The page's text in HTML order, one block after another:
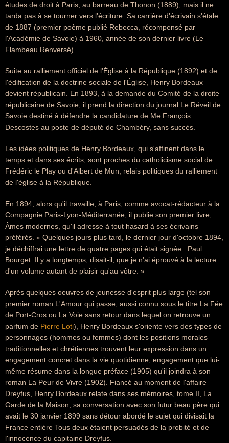
études de droit à Paris, au barreau de Thonon (1889), mais il ne
tarda pas à se tourner vers l'écriture. Sa carrière d'écrivain s'étale
de 1887 (premier poème publié Rebecca, récompensé par
l'Académie de Savoie) à 1960, année de son dernier livre (Le
Flambeau Renversé).
Suite au ralliement officiel de l'Église à la République (1892) et de
l'édification de la doctrine sociale de l'Église, Henry Bordeaux
devient républicain. En 1893, à la demande du Comité de la droite
républicaine de Savoie, il prend la direction du journal Le Réveil de
Savoie destiné à défendre la candidature de Me François
Descostes au poste de député de Chambéry, sans succès.
Les idées politiques de Henry Bordeaux, qui s'affinent dans le
temps et dans ses écrits, sont proches du catholicisme social de
Frédéric le Play ou d'Albert de Mun, relais politiques du ralliement
de l'église à la République.
En 1894, alors qu'il travaille, à Paris, comme avocat-rédacteur à la
Compagnie Paris-Lyon-Méditerranée, il publie son premier livre,
Âmes modernes, qu'il adresse à tout hasard à ses écrivains
préférés. « Quelques jours plus tard, le dernier jour d'octobre 1894,
je déchiffrai une lettre de quatre pages qui était signée : Paul
Bourget. Il y a longtemps, disait-il, que je n'ai éprouvé à la lecture
d'un volume autant de plaisir qu'au vôtre. »
Après quelques oeuvres de jeunesse d'esprit plus large (tel son
premier roman L'Amour qui passe, aussi connu sous le titre La Fée
de Port-Cros ou La Voie sans retour dans lequel on retrouve un
parfum de Pierre Loti), Henry Bordeaux s'oriente vers des types de
personnages (hommes ou femmes) dont les positions morales
traditionnelles et chrétiennes trouvent leur expression dans un
engagement concret dans la vie quotidienne; engagement que lui-
même résume dans la longue préface (1905) qu'il joindra à son
roman La Peur de Vivre (1902). Fiancé au moment de l'affaire
Dreyfus, Henry Bordeaux relate dans ses mémoires, tome II, La
Garde de la Maison, sa conversation avec son futur beau père qui
avait le 30 janvier 1899 sans détour abordé le sujet qui divisait la
France entière Tous deux étaient persuadés de la probité et de
l'innocence du capitaine Dreyfus.